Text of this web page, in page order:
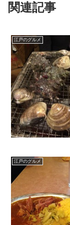
関連記事
江戸のグルメ
江戸のグルメ